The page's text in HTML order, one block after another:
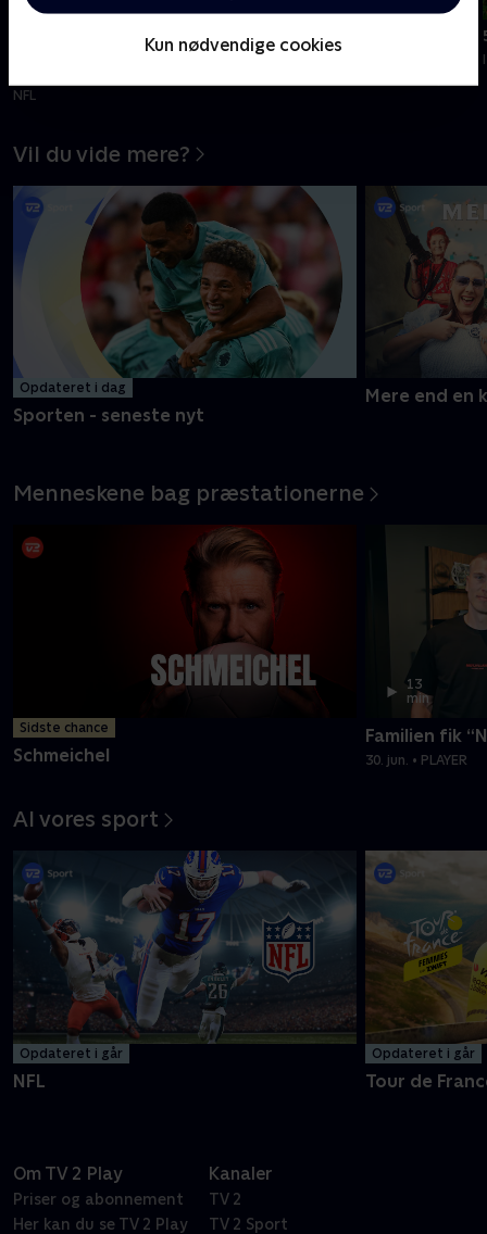
Kun nødvendige cookies
Arizona Cardinals-Carolina
NFL
6. etape
Vil du vide mere?
Opdateret i dag
Sporten - seneste nyt
Mere end en
Menneskene bag præstationerne
Sidste chance
Schmeichel
13
min
Familien fik
30. jun. • PLAYER
Al vores sport
Opdateret i går
NFL
Opdateret i går
Tour de
Om TV 2 Play
Priser og abonnement
Her kan du se TV 2 Play
Kanaler
TV 2
TV 2 Sport